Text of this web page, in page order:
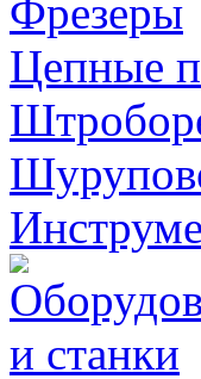
Фрезеры
Цепные